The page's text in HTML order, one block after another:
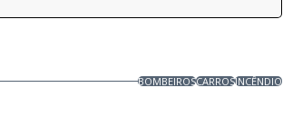
BOMBEIROSCARROSINCÊNDIO